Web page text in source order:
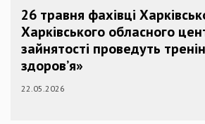
26 травня фахівці
Харківського обласного
зайнятості проведуть
здоров’я»
22.05.2026